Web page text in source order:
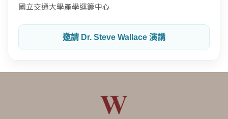
國立交通大學產學運籌中心
邀請 Dr. Steve Wallace 演講